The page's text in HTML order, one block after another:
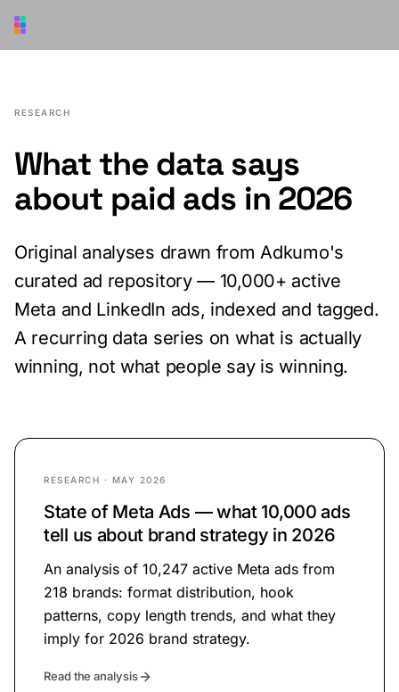
RESEARCH
What the data says
about paid ads in 2026
Original analyses drawn from Adkumo's
curated ad repository — 10,000+ active
Meta and LinkedIn ads, indexed and tagged.
A recurring data series on what is actually
winning, not what people say is winning.
RESEARCH · MAY 2026
State of Meta Ads — what 10,000 ads
tell us about brand strategy in 2026
An analysis of 10,247 active Meta ads from
218 brands: format distribution, hook
patterns, copy length trends, and what they
imply for 2026 brand strategy.
Read the analysis